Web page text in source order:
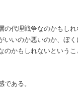
代理戦争なのかもし
いのか悪いのか、ぼ
かもしれないというこ
ある。